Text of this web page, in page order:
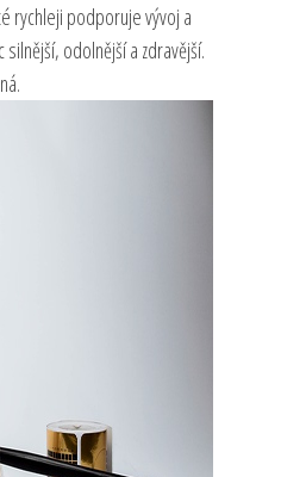
rychleji podporuje vývoj a
odolnější a zdravější.